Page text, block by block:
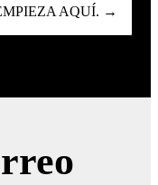
AQUÍ. →